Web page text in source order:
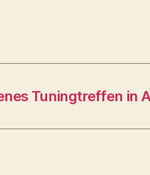
Tuningtreffen in